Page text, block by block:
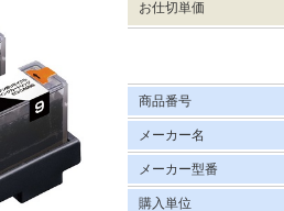
お仕切単価
商品番号
メーカー名
メーカー型番
購入単位